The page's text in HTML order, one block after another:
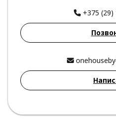
+375 (29)